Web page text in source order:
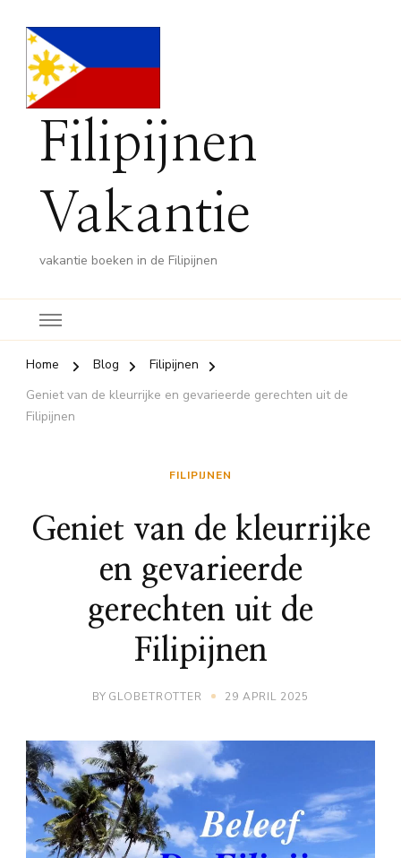
Filipijnen
Vakantie
vakantie boeken in de Filipijnen
Home Blog
Filipijnen
Geniet van de kleurrijke en gevarieerde gerechten uit de
Filipijnen
FILIPIJNEN
Geniet van de kleurrijke
en gevarieerde
gerechten uit de
Filipijnen
BY GLOBETROTTER 29 APRIL 2025